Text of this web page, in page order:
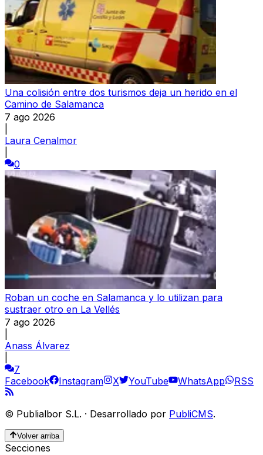
Una colisión entre dos turismos deja un herido en el
Camino de Salamanca
7 ago 2026
Laura Cenalmor
0
Roban un coche en Salamanca y lo utilizan para
sustraer otro en La Vellés
7 ago 2026
Anass Álvarez
7
Facebook
Instagram X YouTube WhatsApp RSS
© Publialbor S.L. · Desarrollado por PubliCMS.
Volver arriba
Secciones